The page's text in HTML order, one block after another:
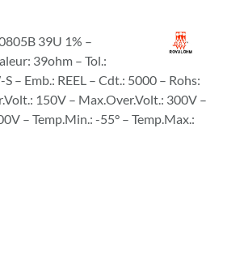
39U 1% –
39ohm – Tol.:
– Emb.: REEL – Cdt.: 5000 – Rohs:
150V – Max.Over.Volt.: 300V –
– Temp.Min.: -55° – Temp.Max.: